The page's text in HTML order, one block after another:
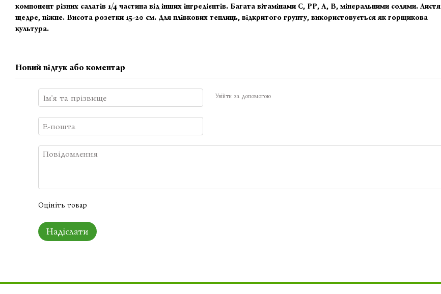
компонент різних салатів 1/4 частина від інших інгредієнтів. Багата вітамінами С, РР, А, В, мінеральними солями. Листя
щедре, ніжне. Висота розетки 15-20 см. Для плівкових теплиць, відкритого грунту, використовується як горщикова
культура.
Новий відгук або коментар
Увійти за допомогою
Оцініть товар
Надіслати